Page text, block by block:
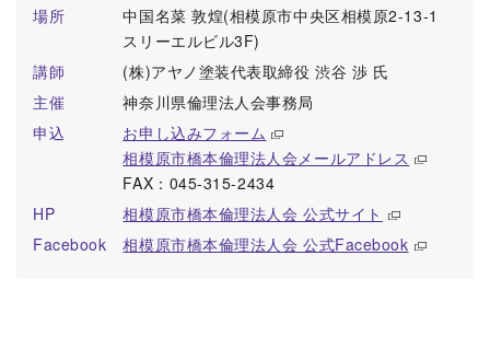
場所
中国名菜 敦煌(相模原市中央区相模原2-13-1
スリーエルビル3F)
講師
(株)アヤノ塗装代表取締役 渋谷 渉 氏
主催
神奈川県倫理法人会事務局
申込
お申し込みフォーム
相模原市橋本倫理法人会メールアドレス
FAX：045-315-2434
HP
相模原市橋本倫理法人会 公式サイト
Facebook
相模原市橋本倫理法人会 公式Facebook